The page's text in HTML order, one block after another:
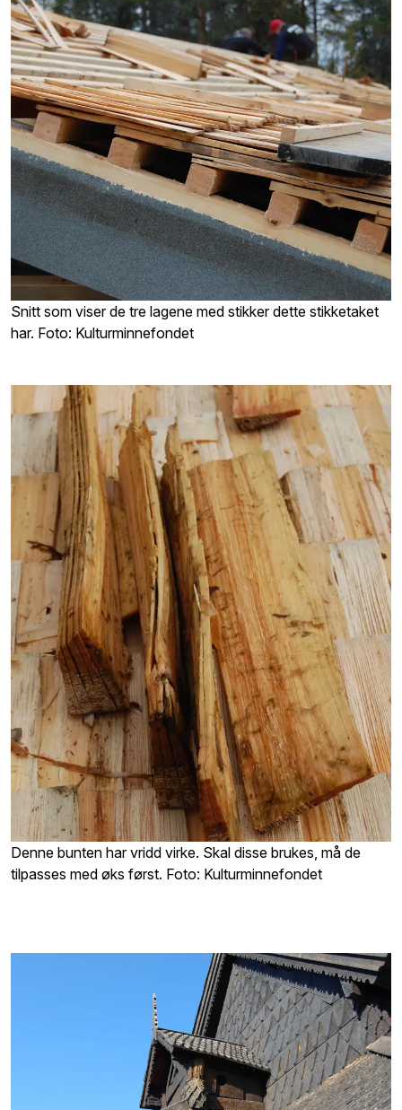
Snitt som viser de tre lagene med stikker dette stikketaket
har. Foto: Kulturminnefondet
Denne bunten har vridd virke. Skal disse brukes, må de
tilpasses med øks først. Foto: Kulturminnefondet